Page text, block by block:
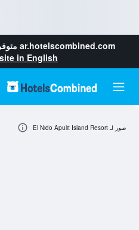
ar.hotelscombined.com
in English
صور لـ El Nido Apulit Island Resort